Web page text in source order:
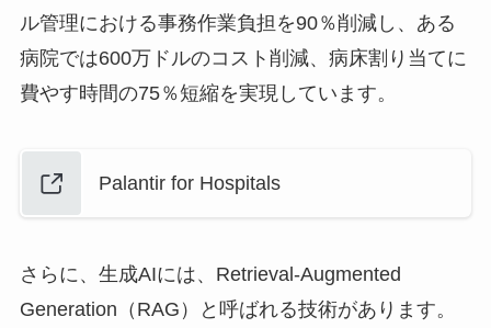
ル管理における事務作業負担を90％削減し、ある
病院では600万ドルのコスト削減、病床割り当てに
費やす時間の75％短縮を実現しています。
Palantir for Hospitals
さらに、生成AIには、Retrieval-Augmented
Generation（RAG）と呼ばれる技術があります。